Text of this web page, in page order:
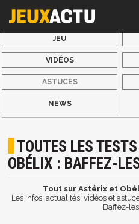
JEU
VIDÉOS
ASTUCES
NEWS
TOUTES LES
OBÉLIX : BAFFEZ-
Tout sur Astérix et
Les infos, actualités, vidéos et
Baffez-les